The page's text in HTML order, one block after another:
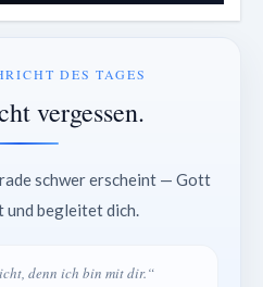
DES TAGES
vergessen.
schwer erscheint — Gott
und begleitet dich.
denn ich bin mit dir.“